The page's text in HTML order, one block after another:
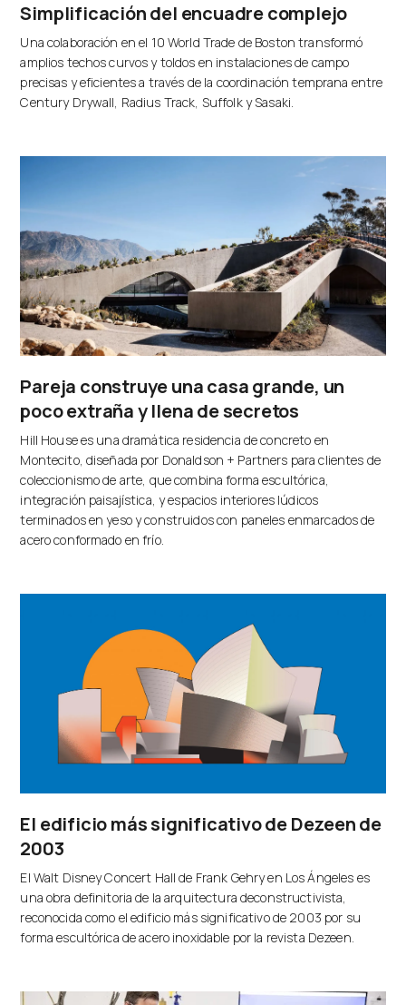
Simplificación del encuadre complejo
Una colaboración en el 10 World Trade de Boston transformó
amplios techos curvos y toldos en instalaciones de campo
precisas y eficientes a través de la coordinación temprana entre
Century Drywall, Radius Track, Suffolk y Sasaki.
Pareja construye una casa grande, un
poco extraña y llena de secretos
Hill House es una dramática residencia de concreto en
Montecito, diseñada por Donaldson + Partners para clientes de
coleccionismo de arte, que combina forma escultórica,
integración paisajística, y espacios interiores lúdicos
terminados en yeso y construidos con paneles enmarcados de
acero conformado en frío.
El edificio más significativo de Dezeen de
2003
El Walt Disney Concert Hall de Frank Gehry en Los Ángeles es
una obra definitoria de la arquitectura deconstructivista,
reconocida como el edificio más significativo de 2003 por su
forma escultórica de acero inoxidable por la revista Dezeen.